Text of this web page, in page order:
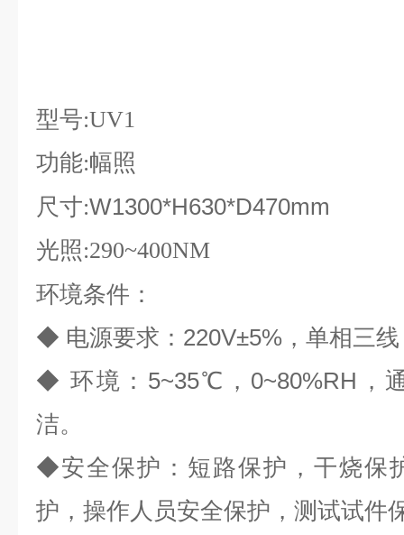
型号:UV1
功能:幅照
尺寸:W1300*H630*D470mm
光照:290~400NM
环境条件：
◆ 电源要求： 220V±5% ，单相三
◆ 环境： 5~35℃ ， 0~80%RH ，
洁。
◆安全保护：短路保护，干烧保
护，操作人员安全保护，测试试件